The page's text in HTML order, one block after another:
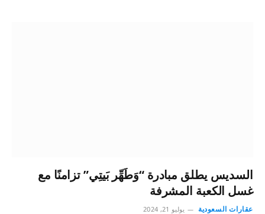
السديس يطلق مبادرة “وَطَهِّر بَيتِي” تزامنًا مع
غسل الكعبة المشرفة
عقارات السعودية يوليو 21, 2024